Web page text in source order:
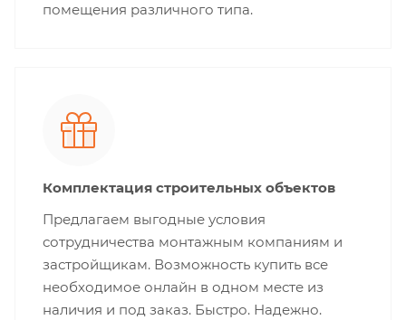
помещения различного типа.
Комплектация строительных объектов
Предлагаем выгодные условия
сотрудничества монтажным компаниям и
застройщикам. Возможность купить все
необходимое онлайн в одном месте из
наличия и под заказ. Быстро. Надежно.